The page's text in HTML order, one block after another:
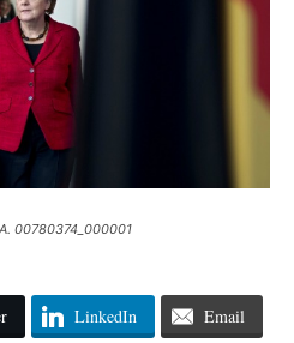
00780374_000001
LinkedIn Email